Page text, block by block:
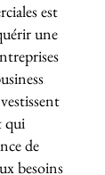
est
une
qui
de
besoins